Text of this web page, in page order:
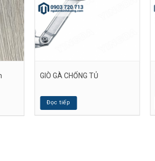
GIÒ GÀ CHỐNG TỦ
Đọc tiếp